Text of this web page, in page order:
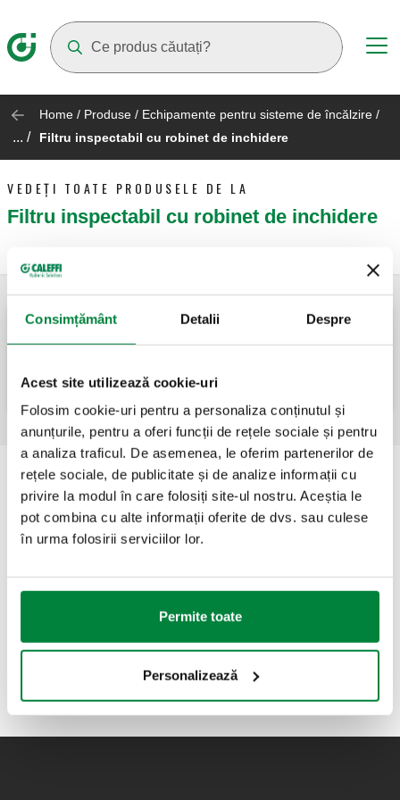
Consimțământ Detalii Despre
Acest site utilizează cookie-uri
Folosim cookie-uri pentru a personaliza conținutul și
anunțurile, pentru a oferi funcții de rețele sociale și pentru
a analiza traficul. De asemenea, le oferim partenerilor de
rețele sociale, de publicitate și de analize informații cu
privire la modul în care folosiți site-ul nostru. Aceștia le
pot combina cu alte informații oferite de dvs. sau culese
în urma folosirii serviciilor lor.
Permite toate
Personalizează
Home / Produse / Echipamente pentru sisteme de încălzire /
... / Filtru inspectabil cu robinet de inchidere
VEDEȚI TOATE PRODUSELE DE LA
Filtru inspectabil cu robinet de inchidere